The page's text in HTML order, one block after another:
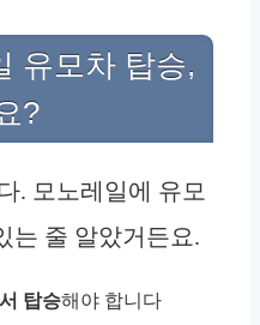
유모차 탑승,
?
. 모노레일에 유모
는 줄 알았거든요.
탑승해야 합니다